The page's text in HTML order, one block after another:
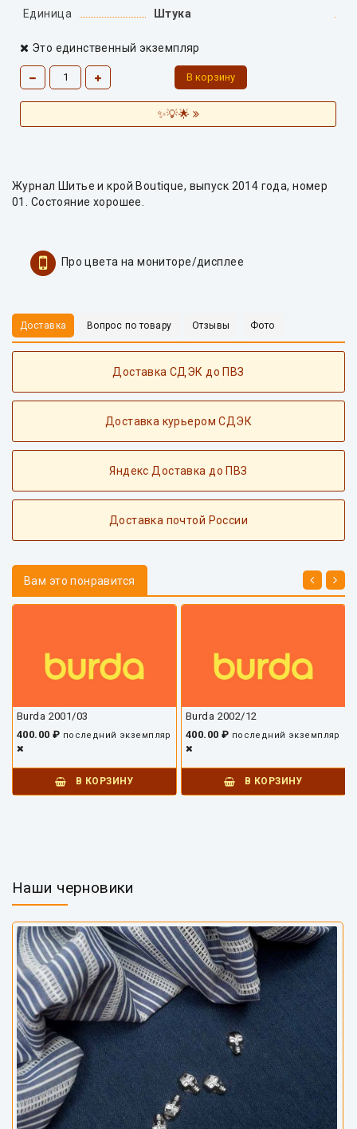
Единица Штука
Это единственный экземпляр
✨💡🌟
Журнал Шитье и крой Boutique, выпуск 2014 года, номер
01. Состояние хорошее.
Про цвета на мониторе/дисплее
Доставка Вопрос по товару Отзывы Фото
Доставка СДЭК до ПВЗ
Доставка курьером СДЭК
Яндекс Доставка до ПВЗ
Доставка почтой России
Вам это понравится
Burda 2001/03
400.00 ₽ последний экземпляр
В КОРЗИНУ
Burda 2002/12
400.00 ₽ последний экземпляр
В КОРЗИНУ
Наши черновики